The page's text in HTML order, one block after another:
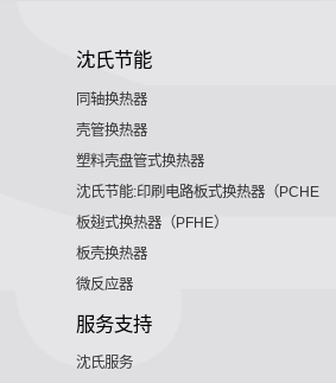
沈氏节能
同轴换热器
壳管换热器
塑料壳盘管式换热器
沈氏节能:印刷电路板式换热器（PCHE）
板翅式换热器（PFHE）
板壳换热器
微反应器
服务支持
沈氏服务